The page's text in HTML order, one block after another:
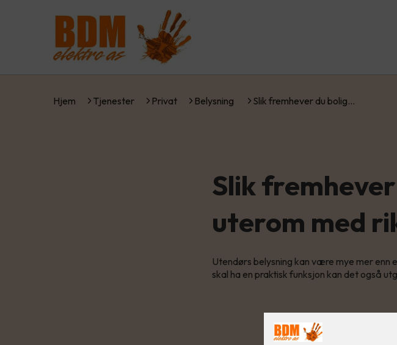
Hjem Tjenester Privat Belysning Slik fremhever du bolig…
Slik
uterom med
Utendørs belysning kan være mye mer enn
skal ha en praktisk funksjon kan det også